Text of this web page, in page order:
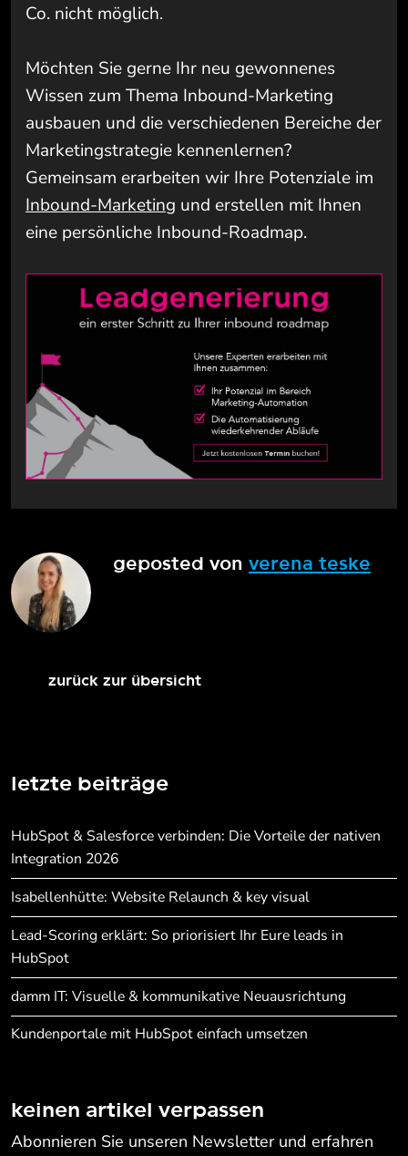
Co. nicht möglich.
Möchten Sie gerne Ihr neu gewonnenes
Wissen zum Thema Inbound-Marketing
ausbauen und dieverschiedenen Bereiche der
Marketingstrategie kennenlernen?
Gemeinsam erarbeiten wir Ihre Potenziale im
Inbound-Marketing und erstellen mit Ihnen
eine persönliche Inbound-Roadmap.
geposted von verena teske
zurück zur übersicht
letzte beiträge
HubSpot & Salesforce verbinden: Die Vorteile der nativen
Integration 2026
Isabellenhütte: Website Relaunch & key visual
Lead-Scoring erklärt: So priorisiert Ihr Eure leads in
HubSpot
damm IT: Visuelle & kommunikative Neuausrichtung
Kundenportale mit HubSpot einfach umsetzen
keinen artikel verpassen
Abonnieren Sie unseren Newsletter und erfahren